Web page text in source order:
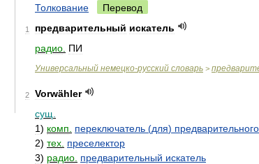
Толкование Перевод
1 предварительный искатель
радио ПИ
Универсальный немецко-русский словарь >
2
Vorwähler
сущ
1) комп переключатель (для) предварительного
2) тех преселектор
3) радио предварительный искатель